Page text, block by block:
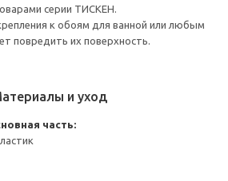
серии ТИСКЕН.
к обоям для ванной или любым
повредить их поверхность.
и уход
часть: